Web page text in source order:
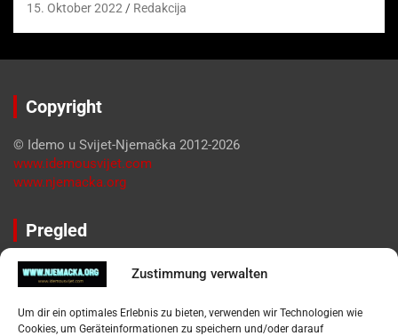
Zustimmung verwalten
Um dir ein optimales Erlebnis zu bieten, verwenden wir Technologien wie
Cookies, um Geräteinformationen zu speichern und/oder darauf
15. Oktober 2022 Redakcija
Copyright
© Idemo u Svijet-Njemačka 2012-2026
www.idemousvijet.com
www.njemacka.org
Pregled
Impressum
Datenschutzerklärung
Widerufsbelehrung
Oglašavanje / Postavite svoj oglas